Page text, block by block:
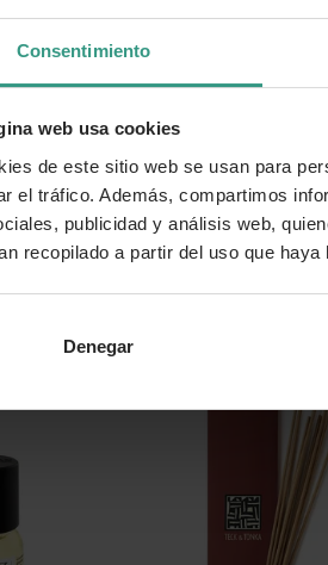
Consentimiento
web usa cookies
de este sitio web se usan para
el tráfico. Además, compartimos
publicidad y análisis web,
recopilado a partir del uso que
Denegar
(20
Incienso Esteban Néroli
7,95 €
Producto con envío rebajado